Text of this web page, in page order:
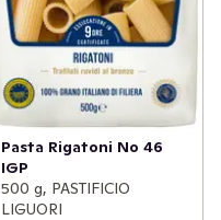
Pasta Rigatoni No 46
IGP
500 g, PASTIFICIO
LIGUORI